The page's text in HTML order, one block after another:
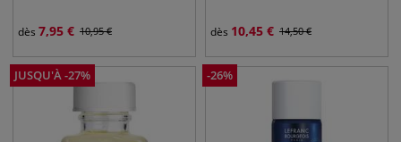
dès 7,95 € 10,95€ dès 10,45 € 14,50€
JUSQU'À-27% -26%